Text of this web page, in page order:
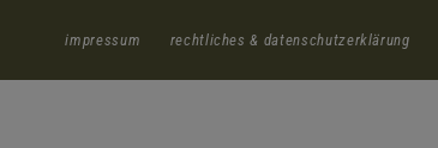
impressum rechtliches & datenschutzerklärung